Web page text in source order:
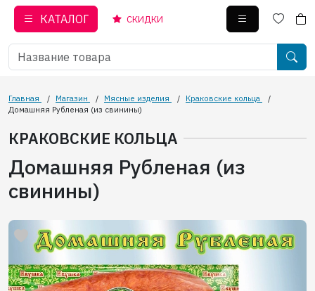
КАТАЛОГ СКИДКИ
Главная / Магазин / Мясные изделия / Краковские кольца
/
Домашняя Рубленая (из свинины)
КРАКОВСКИЕ КОЛЬЦА
Домашняя Рубленая (из
свинины)